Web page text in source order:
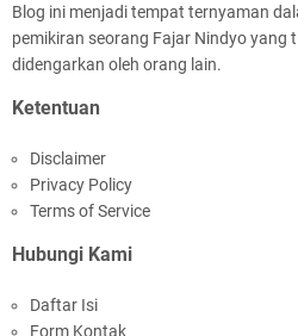
Blog ini menjadi tempat ternyaman
pemikiran seorang Fajar Nindyo yang
didengarkan oleh orang lain.
Ketentuan
Disclaimer
Privacy Policy
Terms of Service
Hubungi Kami
Daftar Isi
Form Kontak